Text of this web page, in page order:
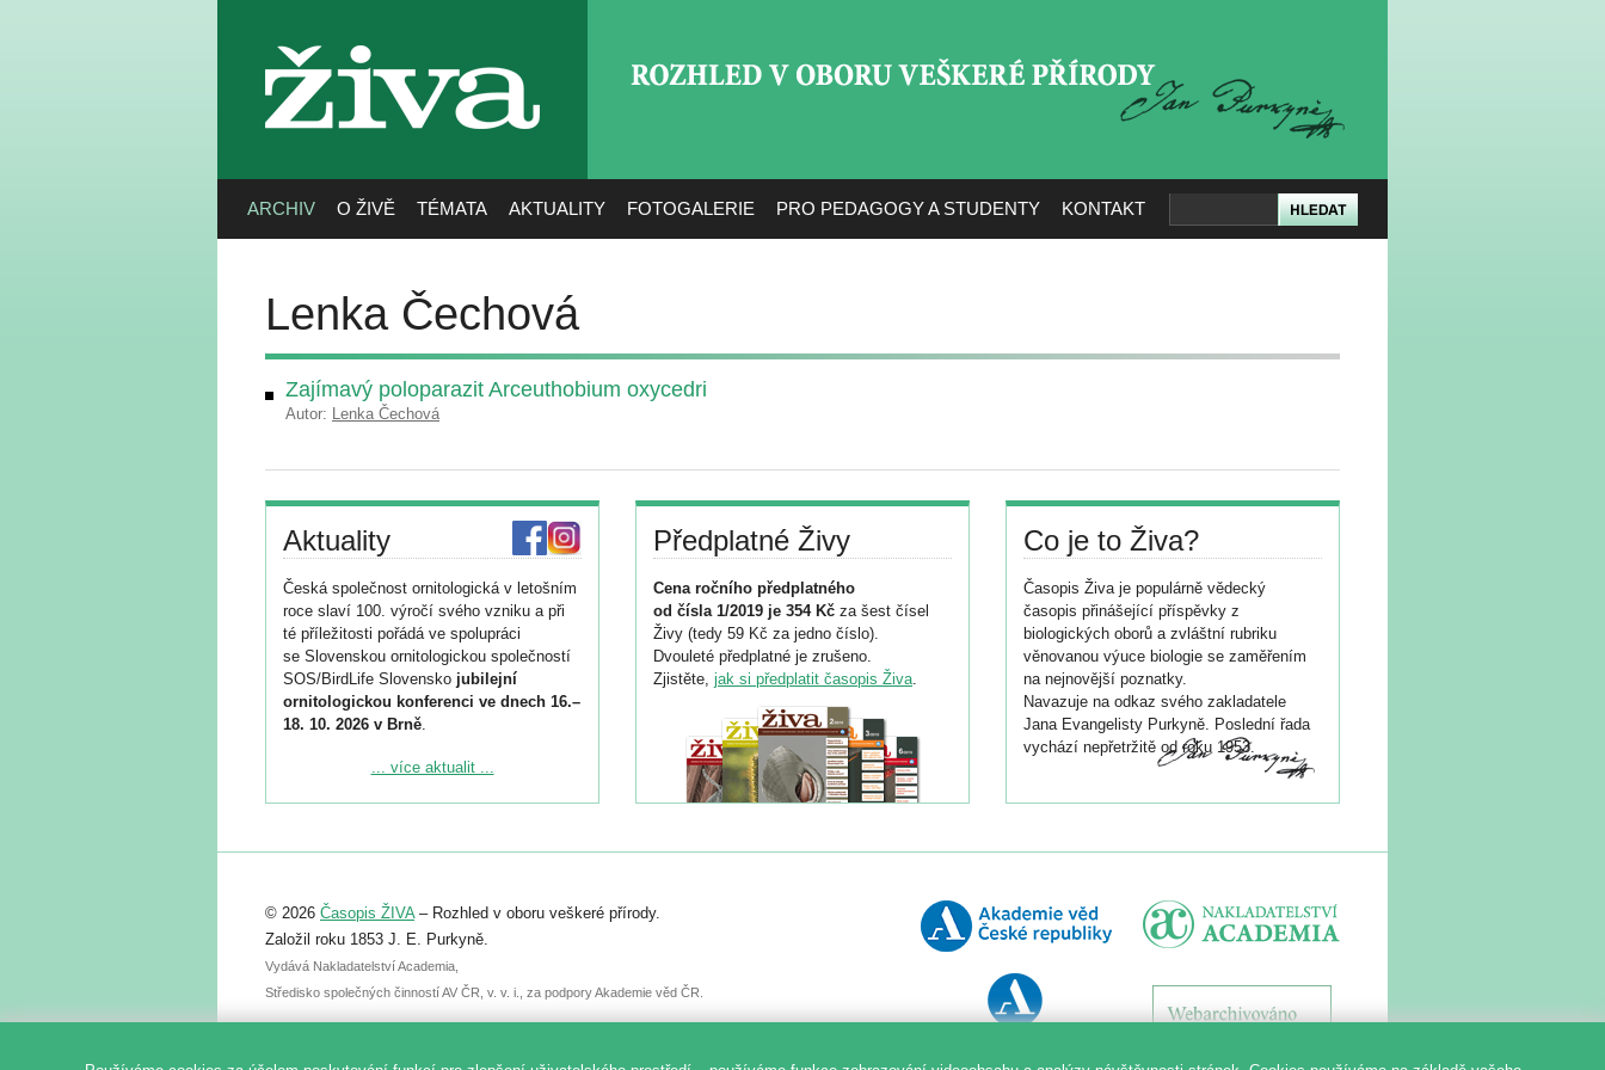
živa
ARCHIV O ŽIVĚ TÉMATA AKTUALITY FOTOGALERIE PRO PEDAGOGY A STUDENTY KONTAKT
Lenka Čechová
Zajímavý poloparazit Arceuthobium oxycedri
Autor: Lenka Čechová
Aktuality
Česká společnost ornitologická v letošním
roce slaví 100. výročí svého vzniku a při
té příležitosti pořádá ve spolupráci
se Slovenskou ornitologickou společností
SOS/BirdLife Slovensko jubilejní
ornitologickou konferenci ve dnech 16.–
18. 10. 2026 v Brně.
Podrobnější informace ke konferenci
Registrovat se můžete do 6. září.
abstraktu přihlášené přednášky nebo
posteru je už 30. června.
... více aktualit ...
Předplatné Živy
Cena ročního předplatného
od čísla 1/2019 je 354 Kč za šest čísel
Živy (tedy 59 Kč za jedno číslo).
Dvouleté předplatné je zrušeno.
Zjistěte, jak si předplatit časopis Živa.
Co je to Živa?
Časopis Živa je populárně vědecký
časopis přinášející příspěvky z
biologických oborů a zvláštní rubriku
věnovanou výuce biologie se zaměřením
na nejnovější poznatky.
Navazuje na odkaz svého zakladatele
Jana Evangelisty Purkyně. Poslední řada
vychází nepřetržitě od roku 1953.
© 2026 Časopis ŽIVA– Rozhled v oboru veškeré přírody.
Založil roku 1853 J. E. Purkyně.
Vydává Nakladatelství Academia,
Středisko společných činností AV ČR, v. v. i., za podpory Akademie věd ČR.